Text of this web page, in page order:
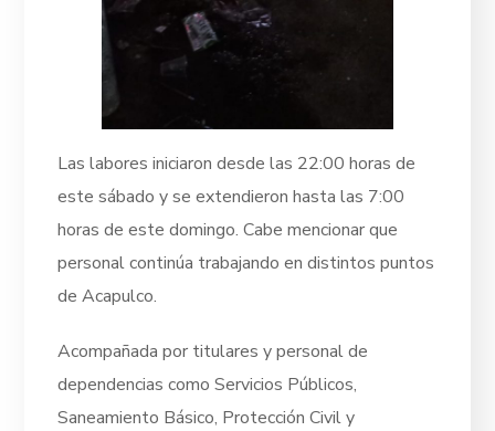
Las labores iniciaron desde las 22:00 horas de
este sábado y se extendieron hasta las 7:00
horas de este domingo. Cabe mencionar que
personal continúa trabajando en distintos puntos
de Acapulco.
Acompañada por titulares y personal de
dependencias como Servicios Públicos,
Saneamiento Básico, Protección Civil y